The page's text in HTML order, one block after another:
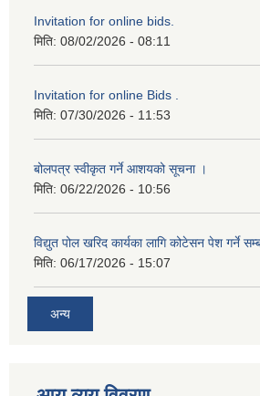
Invitation for online bids.
मिति: 08/02/2026 - 08:11
Invitation for online Bids .
मिति: 07/30/2026 - 11:53
बोलपत्र स्वीकृत गर्ने आशयको सूचना ।
मिति: 06/22/2026 - 10:56
विद्युत पोल खरिद कार्यका लागि कोटेसन पेश गर्ने
मिति: 06/17/2026 - 15:07
अन्य